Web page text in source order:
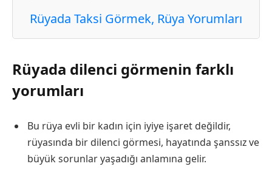
Rüyada Taksi Görmek, Rüya Yorumları
Rüyada dilenci görmenin farklı
yorumları
Bu rüya evli bir kadın için iyiye işaret değildir,
rüyasında bir dilenci görmesi, hayatında şanssız ve
büyük sorunlar yaşadığı anlamına gelir.